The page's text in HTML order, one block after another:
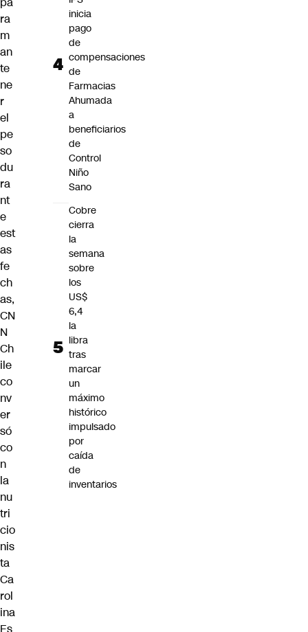
ra
m
an
te
ne
r
el
pe
so
du
ra
nt
e
est
as
fe
ch
as,
CN
N
Ch
ile
co
nv
er
só
co
n
la
nu
tri
cio
nis
ta
Ca
rol
ina
Es
inicia
pago
de
compensaciones
de
Farmacias
Ahumada
a
beneficiarios
de
Control
Niño
Sano
Cobre
cierra
la
semana
sobre
los
US$
6,4
la
libra
tras
marcar
un
máximo
histórico
impulsado
por
caída
de
inventarios